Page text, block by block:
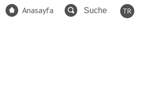
Anasayfa
TR